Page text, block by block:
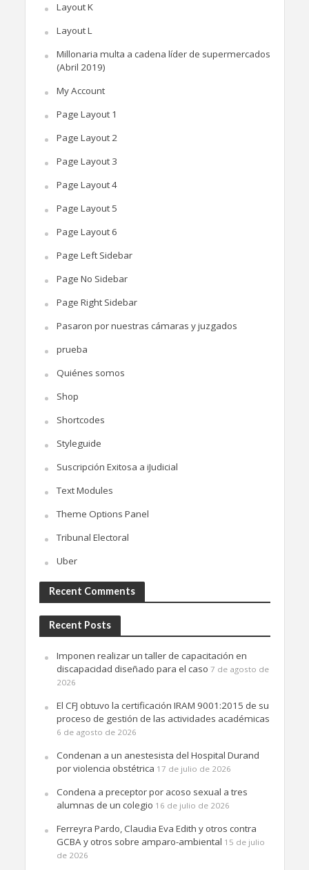
Layout K
Layout L
Millonaria multa a cadena líder de supermercados
(Abril 2019)
My Account
Page Layout 1
Page Layout 2
Page Layout 3
Page Layout 4
Page Layout 5
Page Layout 6
Page Left Sidebar
Page No Sidebar
Page Right Sidebar
Pasaron por nuestras cámaras y juzgados
prueba
Quiénes somos
Shop
Shortcodes
Styleguide
Suscripción Exitosa a iJudicial
Text Modules
Theme Options Panel
Tribunal Electoral
Uber
Recent Comments
Recent Posts
Imponen realizar un taller de capacitación en
discapacidad diseñado para el caso 7 de agosto de
2026
El CFJ obtuvo la certificación IRAM 9001:2015 de su
proceso de gestión de las actividades académicas
6 de agosto de 2026
Condenan a un anestesista del Hospital Durand
por violencia obstétrica 17 de julio de 2026
Condena a preceptor por acoso sexual a tres
alumnas de un colegio 16 de julio de 2026
Ferreyra Pardo, Claudia Eva Edith y otros contra
GCBA y otros sobre amparo-ambiental 15 de julio
de 2026